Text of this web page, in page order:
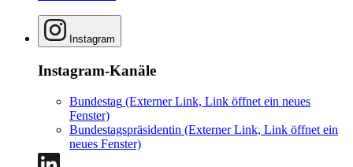
Instagram
Instagram-Kanäle
Bundestag (Externer Link, Link öffnet ein neues
Fenster)
Bundestagspräsidentin (Externer Link, Link öffnet ein
neues Fenster)